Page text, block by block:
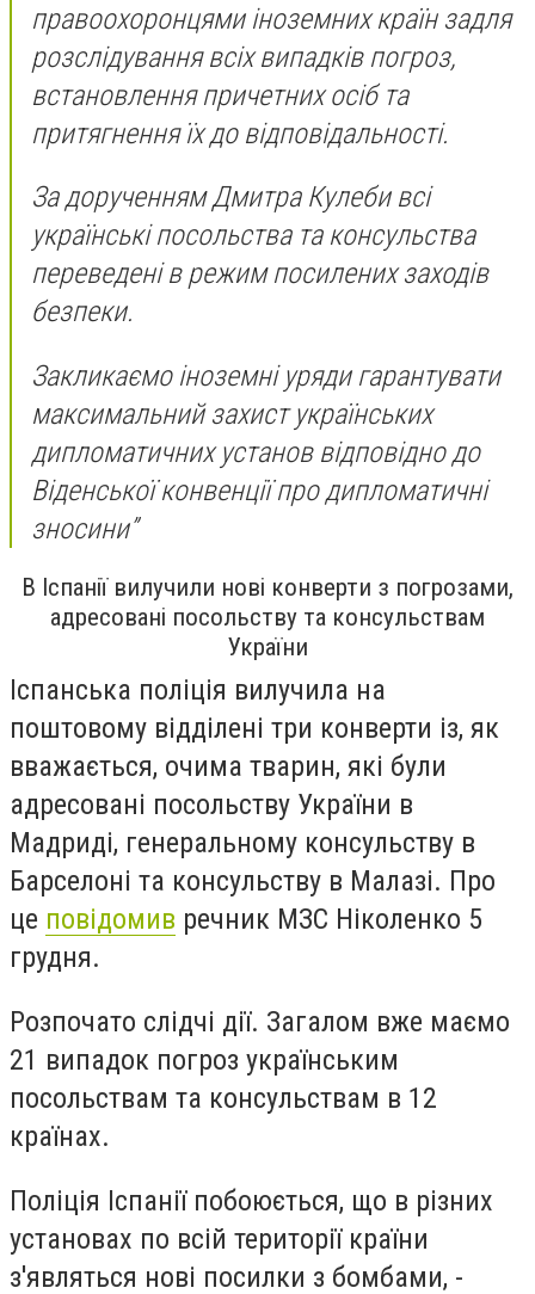
правоохоронцями іноземних країн задля
розслідування всіх випадків погроз,
встановлення причетних осіб та
притягнення їх до відповідальності.
За дорученням Дмитра Кулеби всі
українські посольства та консульства
переведені в режим посилених заходів
безпеки.
Закликаємо іноземні уряди гарантувати
максимальний захист українських
дипломатичних установ відповідно до
Віденської конвенції про дипломатичні
зносини”
В Іспанії вилучили нові конверти з погрозами,
адресовані посольству та консульствам
України
Іспанська поліція вилучила на
поштовому відділені три конверти із, як
вважається, очима тварин, які були
адресовані посольству України в
Мадриді, генеральному консульству в
Барселоні та консульству в Малазі. Про
це повідомив речник МЗС Ніколенко 5
грудня.
Розпочато слідчі дії. Загалом вже маємо
21 випадок погроз українським
посольствам та консульствам в 12
країнах.
Поліція Іспанії побоюється, що в різних
установах по всій території країни
з'являться нові посилки з бомбами, -